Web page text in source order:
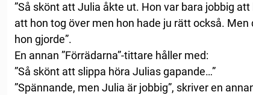
”Så skönt att Julia åkte ut. Hon var bara jobbig att
att hon tog över men hon hade ju rätt också.
hon gjorde”.
En annan ”Förrädarna”-tittare håller med:
”Så skönt att slippa höra Julias gapande…”
”Spännande, men Julia är jobbig”, skriver en